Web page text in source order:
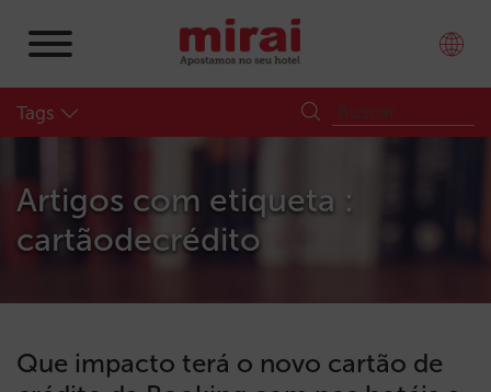
Tags
Artigos com etiqueta :
cartãodecrédito
Que impacto terá o novo cartão de